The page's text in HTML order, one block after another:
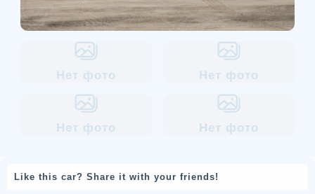
Нет фото Нет фото
Нет фото Нет фото
Like this car? Share it with your friends!